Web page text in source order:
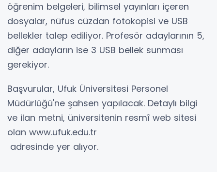
öğrenim belgeleri, bilimsel yayınları içeren
dosyalar, nüfus cüzdan fotokopisi ve USB
bellekler talep ediliyor. Profesör adaylarının 5,
diğer adayların ise 3 USB bellek sunması
gerekiyor.
Başvurular, Ufuk Üniversitesi Personel
Müdürlüğü'ne şahsen yapılacak. Detaylı bilgi
ve ilan metni, üniversitenin resmî web sitesi
olan www.ufuk.edu.tr
adresinde yer alıyor.